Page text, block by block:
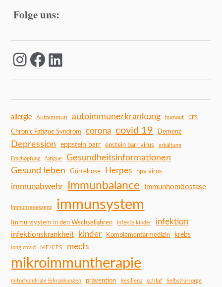
Folge uns:
allergie Autoimmun autoimmunerkrankung burnout CFS
Chronic Fatigue Syndrom corona covid 19 Demenz
Depression eppstein barr epstein barr virus erkältung
Erschöpfung fatigue Gesundheitsinformationen
Gesund leben Gürtelrose Herpes hpv virus
immunabwehr Immunbalance Immunhomöostase
Immunseneszenz immunsystem
Immunsystem in den Wechseljahren infekte kinder infektion
infektionskrankheit kinder Komplementärmedizin krebs
long covid ME/CFS mecfs
mikroimmuntherapie
mitochondriale Erkrankungen prävention Resilienz schlaf Selbstfürsorge